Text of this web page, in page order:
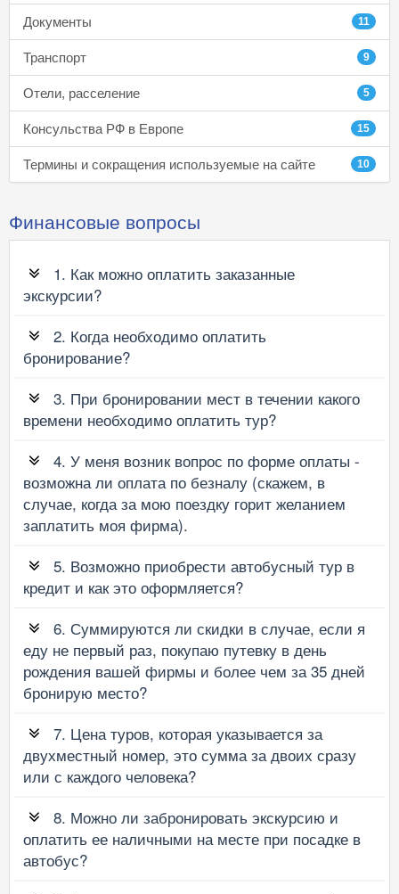
Документы 11
Транспорт 9
Отели, расселение 5
Консульства РФ в Европе 15
Термины и сокращения используемые на сайте 10
Финансовые вопросы
1. Как можно оплатить заказанные
экскурсии?
2. Когда необходимо оплатить
бронирование?
3. При бронировании мест в течении какого
времени необходимо оплатить тур?
4. У меня возник вопрос по форме оплаты -
возможна ли оплата по безналу (скажем, в
случае, когда за мою поездку горит желанием
заплатить моя фирма).
5. Возможно приобрести автобусный тур в
кредит и как это оформляется?
6. Суммируются ли скидки в случае, если я
еду не первый раз, покупаю путевку в день
рождения вашей фирмы и более чем за 35 дней
бронирую место?
7. Цена туров, которая указывается за
двухместный номер, это сумма за двоих сразу
или с каждого человека?
8. Можно ли забронировать экскурсию и
оплатить ее наличными на месте при посадке в
автобус?